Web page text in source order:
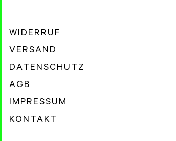
WIDERRUF
VERSAND
DATENSCHUTZ
AGB
IMPRESSUM
KONTAKT